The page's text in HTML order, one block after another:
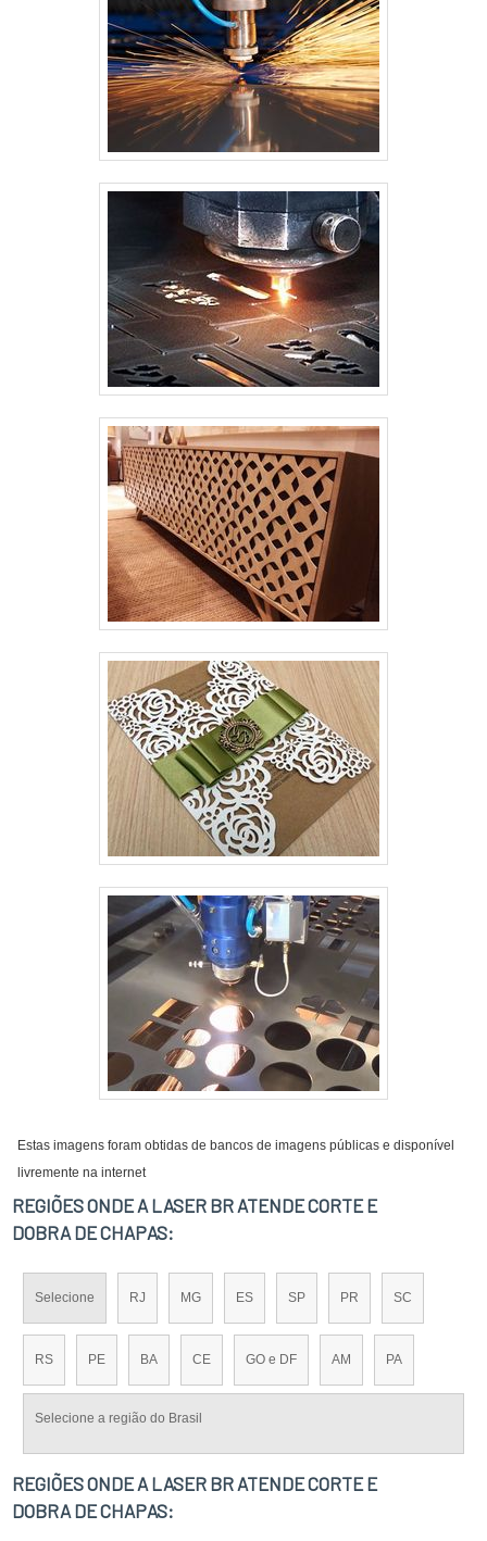
Estas imagens foram obtidas de bancos de imagens públicas e disponível
livremente na internet
REGIÕES ONDE A LASER BR ATENDE CORTE E
DOBRA DE CHAPAS:
Selecione RJ MG ES SP PR SC
RS PE BA CE GO e DF AM PA
Selecione a região do Brasil
REGIÕES ONDE A LASER BR ATENDE CORTE E
DOBRA DE CHAPAS: